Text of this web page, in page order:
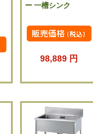
ー 一槽シンク
98,889 円